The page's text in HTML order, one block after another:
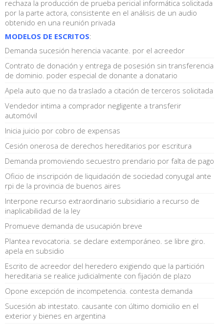
rechaza la producción de prueba pericial informática solicitada
por la parte actora, consistente en el análisis de un audio
obtenido en una reunión privada
MODELOS DE ESCRITOS:
Demanda sucesión herencia vacante. por el acreedor
Contrato de donación y entrega de posesión sin transferencia
de dominio. poder especial de donante a donatario
Apela auto que no da traslado a citación de terceros solicitada
Vendedor intima a comprador negligente a transferir
automóvil
Inicia juicio por cobro de expensas
Cesión onerosa de derechos hereditarios por escritura
Demanda promoviendo secuestro prendario por falta de pago
Oficio de inscripción de liquidación de sociedad conyugal ante
rpi de la provincia de buenos aires
Interpone recurso extraordinario subsidiario a recurso de
inaplicabilidad de la ley
Promueve demanda de usucapión breve
Plantea revocatoria. se declare extemporáneo. se libre giro.
apela en subsidio
Escrito de acreedor del heredero exigiendo que la partición
hereditaria se realice judicialmente con fijación de plazo
Opone excepción de incompetencia. contesta demanda
Sucesión ab intestato. causante con último domicilio en el
exterior y bienes en argentina